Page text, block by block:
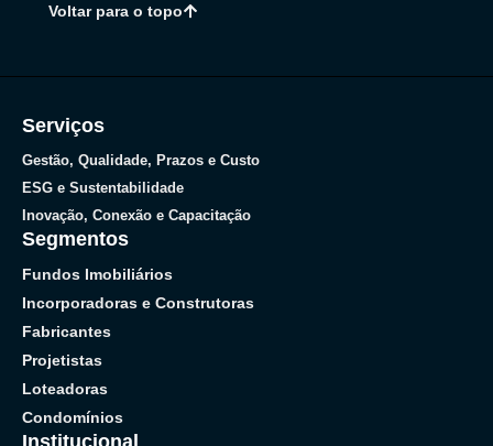
Voltar para o topo
Serviços
Gestão, Qualidade, Prazos e Custo
ESG e Sustentabilidade
Inovação, Conexão e Capacitação
Segmentos
Fundos Imobiliários
Incorporadoras e Construtoras
Fabricantes
Projetistas
Loteadoras
Condomínios
Institucional